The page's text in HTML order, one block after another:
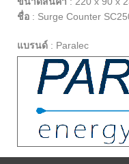
ชื่อ : Surge Counter
แบรนด์ : Paralec